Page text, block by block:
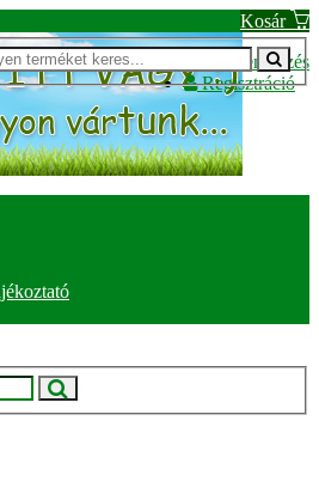
Kosár
Bejelentkezés
Regisztráció